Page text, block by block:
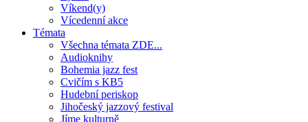
Víkend(y)
Vícedenní akce
Témata
Všechna témata ZDE...
Audioknihy
Bohemia jazz fest
Cvičím s KB5
Hudební periskop
Jihočeský jazzový festival
Jíme kulturně